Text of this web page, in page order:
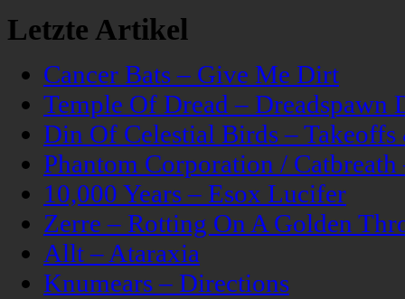
Letzte Artikel
Cancer Bats – Give Me Dirt
Temple Of Dread – Dreadspawn
Din Of Celestial Birds –
Phantom Corporation /
10,000 Years – Esox Lucifer
Zerre – Rotting On A Golden
Allt – Ataraxia
Knumears – Directions